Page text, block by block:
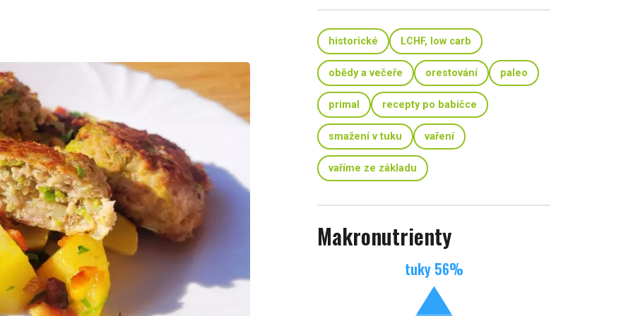
historické LCHF, low carb
obědy a večeře orestování paleo
primal recepty po babičce
smažení v tuku vaření
vaříme ze základu
Makronutrienty
tuky 56%